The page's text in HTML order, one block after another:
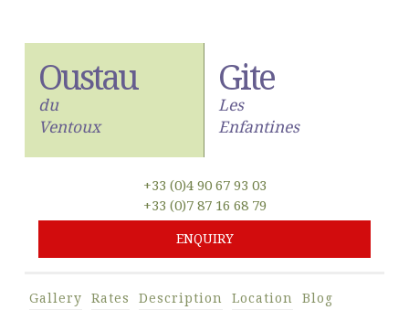
content
Oustau
du
Ventoux
Gite
Les
Enfantines
+33 (0)4 90 67 93 03
+33 (0)7 87 16 68 79
ENQUIRY
Gallery Rates Description Location Blog